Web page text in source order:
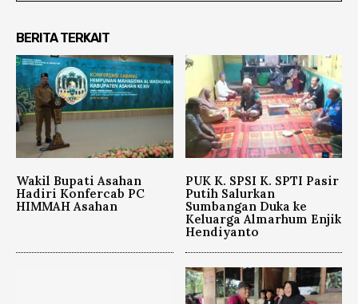
BERITA TERKAIT
Wakil Bupati Asahan
Hadiri Konfercab PC
HIMMAH Asahan
PUK K. SPSI K. SPTI Pasir
Putih Salurkan
Sumbangan Duka ke
Keluarga Almarhum Enjik
Hendiyanto